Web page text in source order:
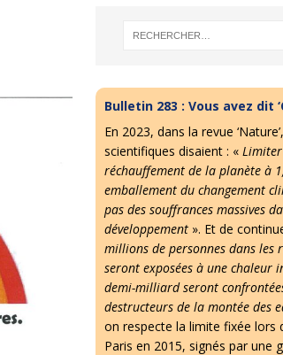
Bulletin 283 : Vous avez dit
En 2023, dans la revue
scientifiques disaient : «
réchauffement de la planète à
emballement du changement
pas des souffrances massives
développement». Et de
millions de personnes dans les
seront exposées à une chaleur
demi-milliard seront
destructeurs de la montée des
on respecte la limite fixée lors
Paris en 2015, signés par une